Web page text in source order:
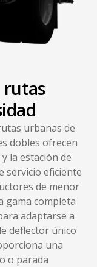
rutas
urbanas de
dobles ofrecen
la estación de
servicio eficiente
de menor
gama completa
adaptarse a
deflector único
una
o parada